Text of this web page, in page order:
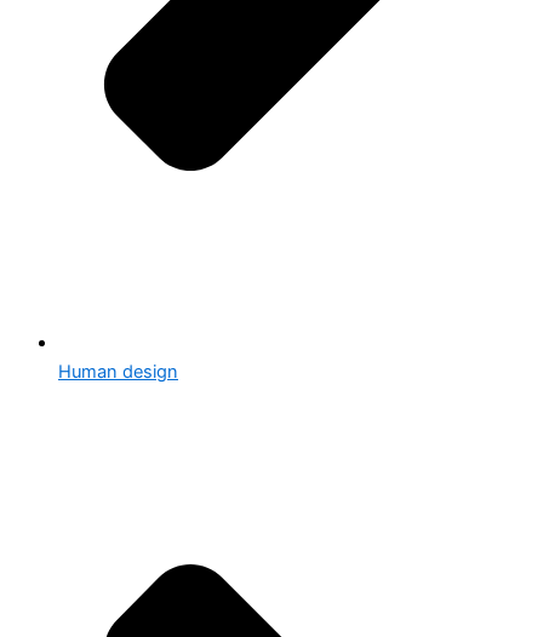
Human design